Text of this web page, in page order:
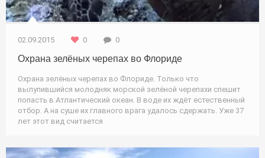
02.09.2015 0 0
Охрана зелёных черепах во Флориде
Охрана зелёных черепах во Флориде. Только что
вылупившийся молодняк морской зелёной черепахи спешит
попасть в Атлантический океан. В воде их ждёт естественный
отбор. А на суше их главного врага удалось сдержать. Уже 37
лет этот вид считается